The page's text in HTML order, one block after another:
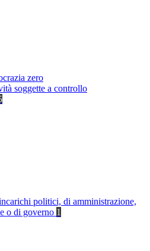
zero
soggette a controllo
politici, di amministrazione,
o di governo 1